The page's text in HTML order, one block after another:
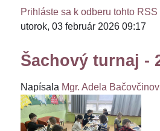
Prihláste sa k odberu tohto RSS
utorok, 03 február 2026 09:17
Šachový turnaj -
Napísala Mgr. Adela